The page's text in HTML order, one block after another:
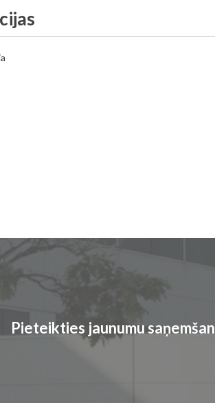
Pieteikties jaunumu